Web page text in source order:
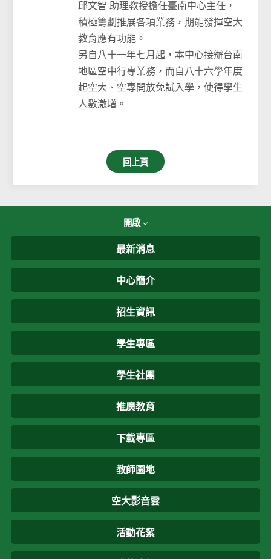
邱文智 助理教授擔任臺南中心主任，
積極籌劃推展各項業務，期能發揮空大
教育應有功能。
另自八十一年七月起，本中心接辦台南
地區空中行專業務，而自八十六學年度
起空大、空專開放免試入學，使得學生
人數激增。
回上頁
開啟
最新消息
中心簡介
招生資訊
學生專區
學生社團
推廣教育
下載專區
教師園地
空大影音雲
活動花絮